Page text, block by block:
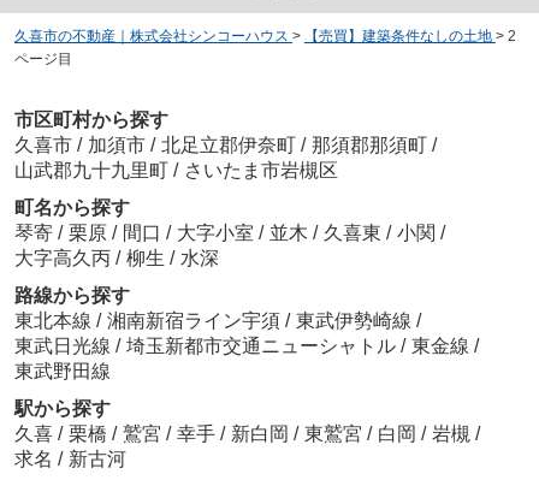
久喜市の不動産｜株式会社シンコーハウス > 【売買】建築条件なしの土地 > 2
ページ目
市区町村から探す
久喜市 / 加須市 / 北足立郡伊奈町 / 那須郡那須町 /
山武郡九十九里町 / さいたま市岩槻区
町名から探す
琴寄 / 栗原 / 間口 / 大字小室 / 並木 / 久喜東 / 小関 /
大字高久丙 / 柳生 / 水深
路線から探す
東北本線 / 湘南新宿ライン宇須 / 東武伊勢崎線 /
東武日光線 / 埼玉新都市交通ニューシャトル / 東金線 /
東武野田線
駅から探す
久喜 / 栗橋 / 鷲宮 / 幸手 / 新白岡 / 東鷲宮 / 白岡 / 岩槻 /
求名 / 新古河